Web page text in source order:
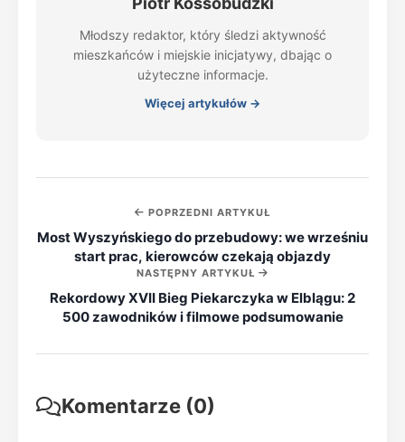
Młodszy redaktor, który śledzi aktywność
mieszkańców i miejskie inicjatywy, dbając o
użyteczne informacje.
Więcej artykułów →
POPRZEDNI ARTYKUŁ
Most Wyszyńskiego do przebudowy: we wrześniu
start prac, kierowców czekają objazdy
NASTĘPNY ARTYKUŁ
Rekordowy XVII Bieg Piekarczyka w Elblągu: 2
500 zawodników i filmowe podsumowanie
Komentarze (0)